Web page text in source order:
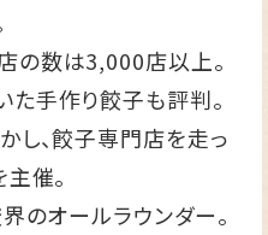
の数は3,000店以上。
手作り餃子も評判。
し、餃子専門店を走っ
催。
のオールラウンダー。